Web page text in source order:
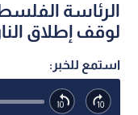
الرئاسة
لوقف إطلاق
استمع للخبر: